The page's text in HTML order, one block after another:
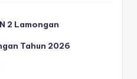
2 Lamongan
Tahun 2026